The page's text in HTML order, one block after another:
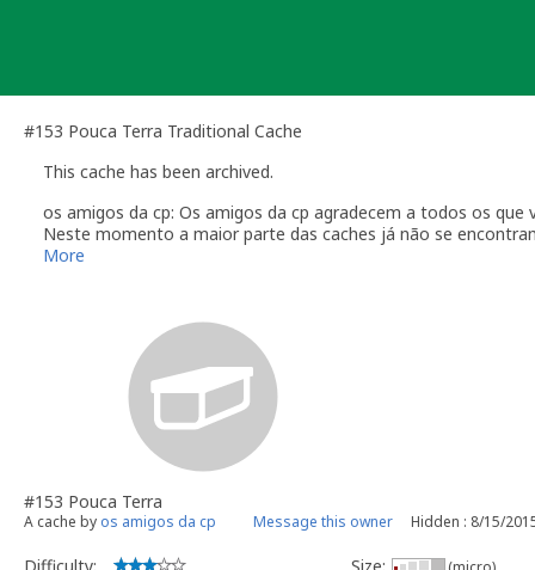
#153 Pouca Terra Traditional Cache
This cache has been archived.
os amigos da cp: Os amigos da cp agradecem a todos os que
Neste momento a maior parte das caches já não se
Vamos tentar manter a primeira cache e a ultima para
More
#153 Pouca Terra
A cache by os amigos da cp Message this owner Hidden : 8/15/